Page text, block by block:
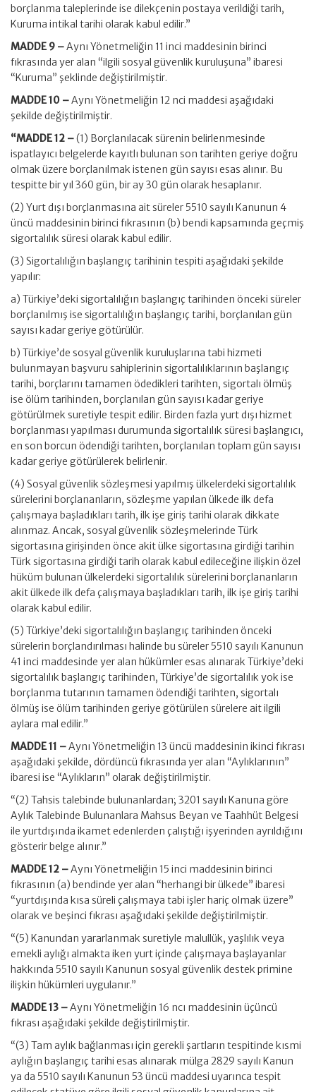
borçlanma taleplerinde ise dilekçenin postaya verildiği tarih,
Kuruma intikal tarihi olarak kabul edilir.”
MADDE 9 –Aynı Yönetmeliğin 11 inci maddesinin birinci
fıkrasında yer alan “ilgili sosyal güvenlik kuruluşuna” ibaresi
“Kuruma” şeklinde değiştirilmiştir.
MADDE 10 –Aynı Yönetmeliğin 12 nci maddesi aşağıdaki
şekilde değiştirilmiştir.
“MADDE 12 –(1) Borçlanılacak sürenin belirlenmesinde
ispatlayıcı belgelerde kayıtlı bulunan son tarihten geriye doğru
olmak üzere borçlanılmak istenen gün sayısı esas alınır. Bu
tespitte bir yıl 360 gün, bir ay 30 gün olarak hesaplanır.
(2) Yurt dışı borçlanmasına ait süreler 5510 sayılı Kanunun 4
üncü maddesinin birinci fıkrasının (b) bendi kapsamında geçmiş
sigortalılık süresi olarak kabul edilir.
(3) Sigortalılığın başlangıç tarihinin tespiti aşağıdaki şekilde
yapılır:
a) Türkiye’deki sigortalılığın başlangıç tarihinden önceki süreler
borçlanılmış ise sigortalılığın başlangıç tarihi, borçlanılan gün
sayısı kadar geriye götürülür.
b) Türkiye’de sosyal güvenlik kuruluşlarına tabi hizmeti
bulunmayan başvuru sahiplerinin sigortalılıklarının başlangıç
tarihi, borçlarını tamamen ödedikleri tarihten, sigortalı ölmüş
ise ölüm tarihinden, borçlanılan gün sayısı kadar geriye
götürülmek suretiyle tespit edilir. Birden fazla yurt dışı hizmet
borçlanması yapılması durumunda sigortalılık süresi başlangıcı,
en son borcun ödendiği tarihten, borçlanılan toplam gün sayısı
kadar geriye götürülerek belirlenir.
(4) Sosyal güvenlik sözleşmesi yapılmış ülkelerdeki sigortalılık
sürelerini borçlananların, sözleşme yapılan ülkede ilk defa
çalışmaya başladıkları tarih, ilk işe giriş tarihi olarak dikkate
alınmaz. Ancak, sosyal güvenlik sözleşmelerinde Türk
sigortasına girişinden önce akit ülke sigortasına girdiği tarihin
Türk sigortasına girdiği tarih olarak kabul edileceğine ilişkin özel
hüküm bulunan ülkelerdeki sigortalılık sürelerini borçlananların
akit ülkede ilk defa çalışmaya başladıkları tarih, ilk işe giriş tarihi
olarak kabul edilir.
(5) Türkiye’deki sigortalılığın başlangıç tarihinden önceki
sürelerin borçlandırılması halinde bu süreler 5510 sayılı Kanunun
41 inci maddesinde yer alan hükümler esas alınarak Türkiye’deki
sigortalılık başlangıç tarihinden, Türkiye’de sigortalılık yok ise
borçlanma tutarının tamamen ödendiği tarihten, sigortalı
ölmüş ise ölüm tarihinden geriye götürülen sürelere ait ilgili
aylara mal edilir.”
MADDE 11 –Aynı Yönetmeliğin 13 üncü maddesinin ikinci fıkrası
aşağıdaki şekilde, dördüncü fıkrasında yer alan “Aylıklarının”
ibaresi ise “Aylıkların” olarak değiştirilmiştir.
“(2) Tahsis talebinde bulunanlardan; 3201 sayılı Kanuna göre
Aylık Talebinde Bulunanlara Mahsus Beyan ve Taahhüt Belgesi
ile yurtdışında ikamet edenlerden çalıştığı işyerinden ayrıldığını
gösterir belge alınır.”
MADDE 12 –Aynı Yönetmeliğin 15 inci maddesinin birinci
fıkrasının (a) bendinde yer alan “herhangi bir ülkede” ibaresi
“yurtdışında kısa süreli çalışmaya tabi işler hariç olmak üzere”
olarak ve beşinci fıkrası aşağıdaki şekilde değiştirilmiştir.
“(5) Kanundan yararlanmak suretiyle malullük, yaşlılık veya
emekli aylığı almakta iken yurt içinde çalışmaya başlayanlar
hakkında 5510 sayılı Kanunun sosyal güvenlik destek primine
ilişkin hükümleri uygulanır.”
MADDE 13 –Aynı Yönetmeliğin 16 ncı maddesinin üçüncü
fıkrası aşağıdaki şekilde değiştirilmiştir.
“(3) Tam aylık bağlanması için gerekli şartların tespitinde kısmi
aylığın başlangıç tarihi esas alınarak mülga 2829 sayılı Kanun
ya da 5510 sayılı Kanunun 53 üncü maddesi uyarınca tespit